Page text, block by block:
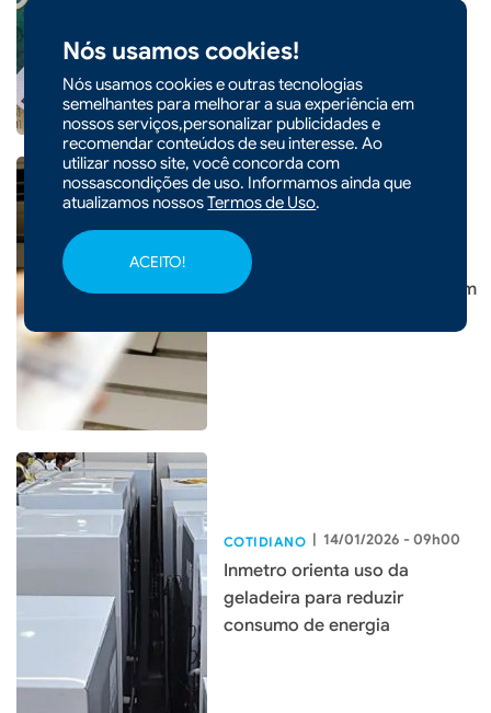
Nós usamos cookies!
Nós usamos cookies e outras tecnologias
semelhantes para melhorar a sua experiência em
nossos serviços,personalizar publicidades e
recomendar conteúdos de seu interesse. Ao
utilizar nosso site, você concorda com
nossascondições de uso. Informamos ainda que
atualizamos nossosTermos de Uso.
ACEITO! COTIDIANO
Saiba como gastar menos com
COTIDIANO | 14/01/2026 - 09h00
Inmetro orienta uso da
geladeira para reduzir
consumo de energia